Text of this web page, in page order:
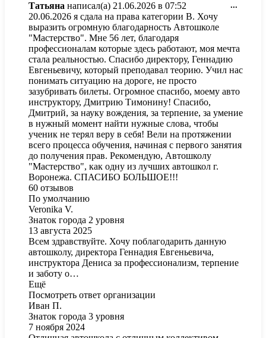
Татьяна написал(а) 21.06.2026 в 07:52
20.06.2026 я сдала на права категории В. Хочу
выразить огромную благодарность Автошколе
"Мастерство". Мне 56 лет, благодаря
профессионалам которые здесь работают, моя мечта
стала реальностью. Спасибо директору, Геннадию
Евгеньевичу, который преподавал теорию. Учил нас
понимать ситуацию на дороге, не просто
зазубривать билеты. Огромное спасибо, моему авто
инструктору, Дмитрию Тимонину! Спасибо,
Дмитрий, за науку вождения, за терпение, за умение
в нужный момент найти нужные слова, чтобы
ученик не терял веру в себя! Вели на протяжении
всего процесса обучения, начиная с первого занятия
до получения прав. Рекомендую, Автошколу
"Мастерство", как одну из лучших автошкол г.
Воронежа. СПАСИБО БОЛЬШОЕ!!!
60 отзывов
По умолчанию
Veronika V.
Знаток города 2 уровня
13 августа 2025
Всем здравствуйте. Хочу поблагодарить данную
автошколу, директора Геннадия Евгеньевича,
инструктора Дениса за профессионализм, терпение
и заботу о…
Ещё
Посмотреть ответ организации
Иван П.
Знаток города 3 уровня
7 ноября 2024
...